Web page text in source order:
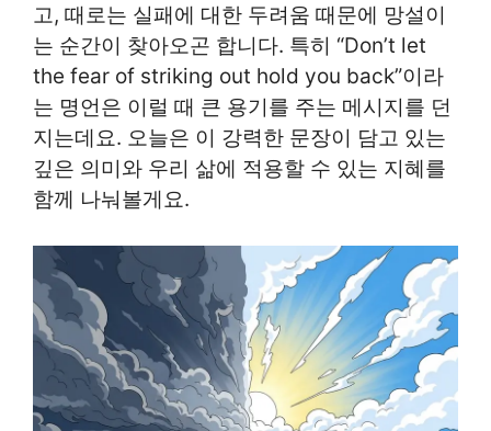
고, 때로는 실패에 대한 두려움 때문에 망설이
는 순간이 찾아오곤 합니다. 특히 “Don’t let
the fear of striking out hold you back”이라
는 명언은 이럴 때 큰 용기를 주는 메시지를 던
지는데요. 오늘은 이 강력한 문장이 담고 있는
깊은 의미와 우리 삶에 적용할 수 있는 지혜를
함께 나눠볼게요.